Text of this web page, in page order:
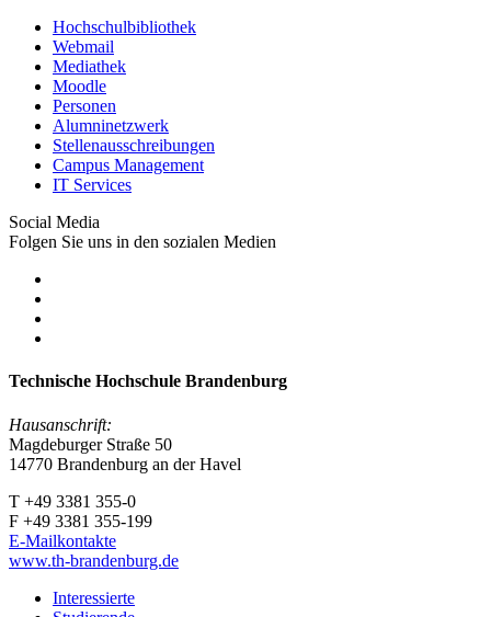
Hochschulbibliothek
Webmail
Mediathek
Moodle
Personen
Alumninetzwerk
Stellenausschreibungen
Campus Management
IT Services
Social Media
Folgen Sie uns in den sozialen Medien
Technische Hochschule Brandenburg
Hausanschrift:
Magdeburger Straße 50
14770 Brandenburg an der Havel
T +49 3381 355-0
F +49 3381 355-199
E-Mailkontakte
www.th-brandenburg.de
Interessierte